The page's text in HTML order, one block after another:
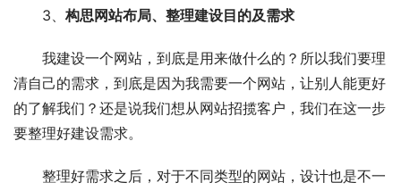
3、 构思网站布局、整理建设目的及需求
我建设一个网站，到底是用来做什么的？所以我们要理
清自己的需求，到底是因为我需要一个网站，让别人能更好
的了解我们？还是说我们想从网站招揽客户，我们在这一步
要整理好建设需求。
整理好需求之后，对于不同类型的网站，设计也是不一